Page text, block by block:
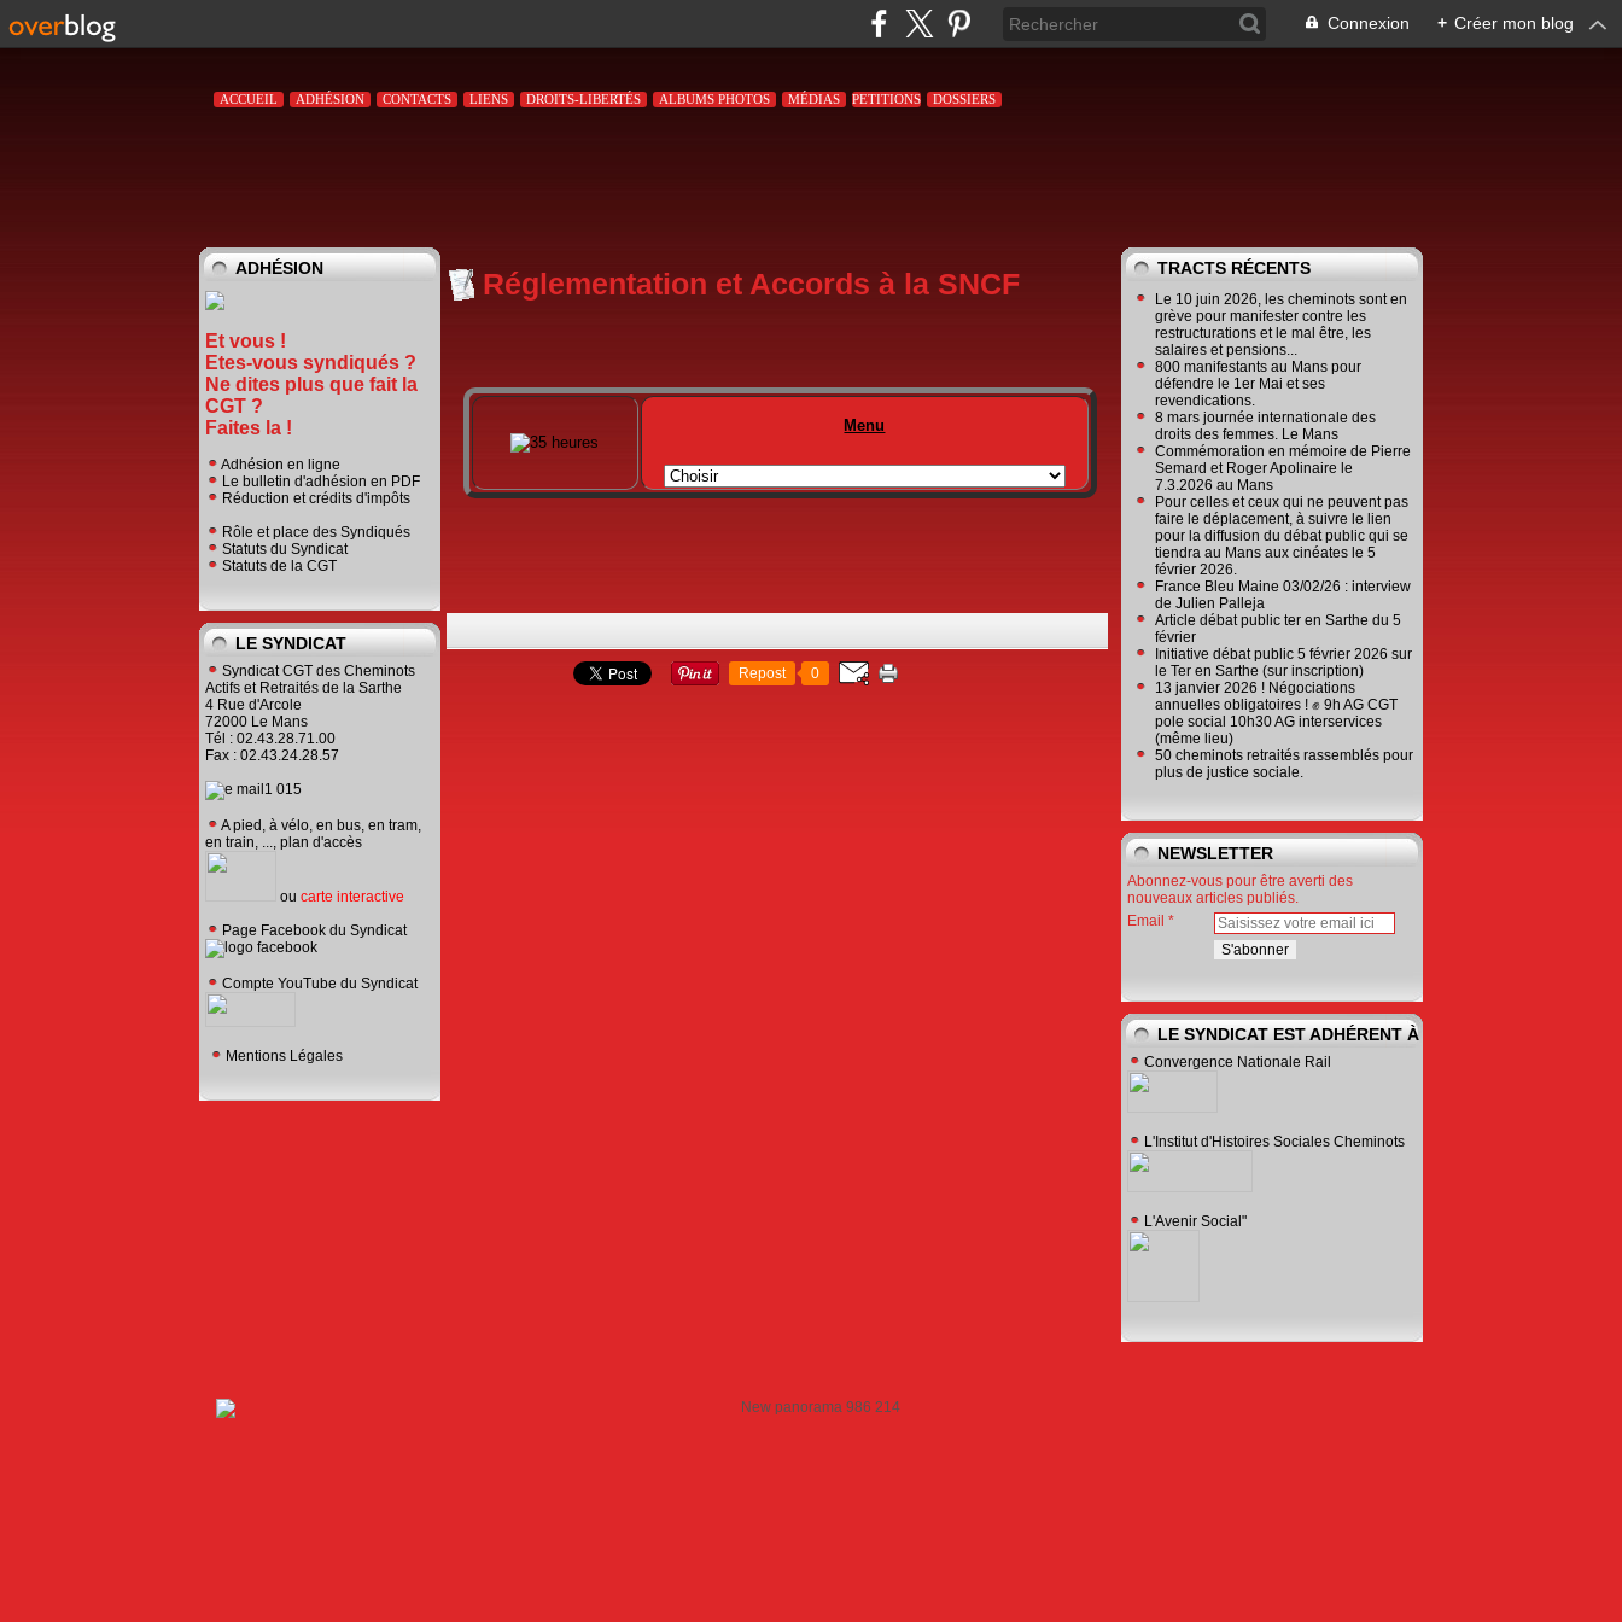
Connexion + Créer mon blog
ACCUEIL ADHÉSION CONTACTS LIENS DROITS-LIBERTÉS ALBUMS PHOTOS MÉDIAS PETITIONS DOSSIERS
ADHÉSION
Et vous !
Etes-vous syndiqués ?
Ne dites plus que fait la
CGT ?
Faites la !
Adhésion en ligne
Le bulletin d'adhésion en PDF
Réduction et crédits d'impôts
Rôle et place des Syndiqués
Statuts du Syndicat
Statuts de la CGT
LE SYNDICAT
Syndicat CGT des Cheminots
Actifs et Retraités de la Sarthe
4 Rue d'Arcole
72000 Le Mans
Tél : 02.43.28.71.00
Fax : 02.43.24.28.57
A pied, à vélo, en bus, en tram,
en train, ..., plan d'accès
ou carte interactive
Page Facebook du Syndicat
Compte YouTube du Syndicat
Mentions Légales
Réglementation et Accords à la SNCF
Menu
Repost 0
TRACTS RÉCENTS
Le 10 juin 2026, les cheminots sont en
grève pour manifester contre les
restructurations et le mal être, les
salaires et pensions...
800 manifestants au Mans pour
défendre le 1er Mai et ses
revendications.
8 mars journée internationale des
droits des femmes. Le Mans
Commémoration en mémoire de Pierre
Semard et Roger Apolinaire le
7.3.2026 au Mans
Pour celles et ceux qui ne peuvent pas
faire le déplacement, à suivre le lien
pour la diffusion du débat public qui se
tiendra au Mans aux cinéates le 5
février 2026.
France Bleu Maine 03/02/26 : interview
de Julien Palleja
Article débat public ter en Sarthe du 5
février
Initiative débat public 5 février 2026 sur
le Ter en Sarthe (sur inscription)
13 janvier 2026 ! Négociations
annuelles obligatoires ! ✊ 9h AG CGT
pole social 10h30 AG interservices
(même lieu)
50 cheminots retraités rassemblés pour
plus de justice sociale.
NEWSLETTER
Abonnez-vous pour être averti des
nouveaux articles publiés.
Email
LE SYNDICAT EST ADHÉRENT À
Convergence Nationale Rail
L'Institut d'Histoires Sociales Cheminots
L'Avenir Social"